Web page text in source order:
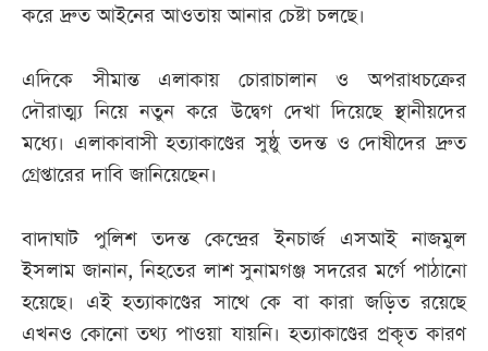
করে দ্রুত আইনের আওতায় আনার চেষ্টা চলছে।
এদিকে সীমান্ত এলাকায় চোরাচালান ও অপরাধচক্রের
দৌরাত্ম্য নিয়ে নতুন করে উদ্বেগ দেখা দিয়েছে স্থানীয়দের
মধ্যে। এলাকাবাসী হত্যাকাণ্ডের সুষ্ঠু তদন্ত ও দোষীদের দ্রুত
গ্রেপ্তারের দাবি জানিয়েছেন।
বাদাঘাট পুলিশ তদন্ত কেন্দ্রের ইনচার্জ এসআই নাজমুল
ইসলাম জানান, নিহতের লাশ সুনামগঞ্জ সদরের মর্গে পাঠানো
হয়েছে। এই হত্যাকাণ্ডের সাথে কে বা কারা জড়িত রয়েছে
এখনও কোনো তথ্য পাওয়া যায়নি। হত্যাকাণ্ডের প্রকৃত কারণ